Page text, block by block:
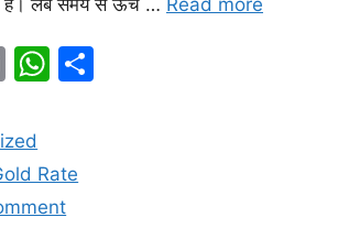
E
ai
l
W
s
A
Rate